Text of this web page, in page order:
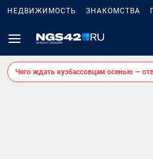
НЕДВИЖИМОСТЬ ЗНАКОМСТВА
Чего ждать кузбассовцам осенью —